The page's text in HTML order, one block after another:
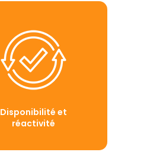
Disponibilité et
réactivité